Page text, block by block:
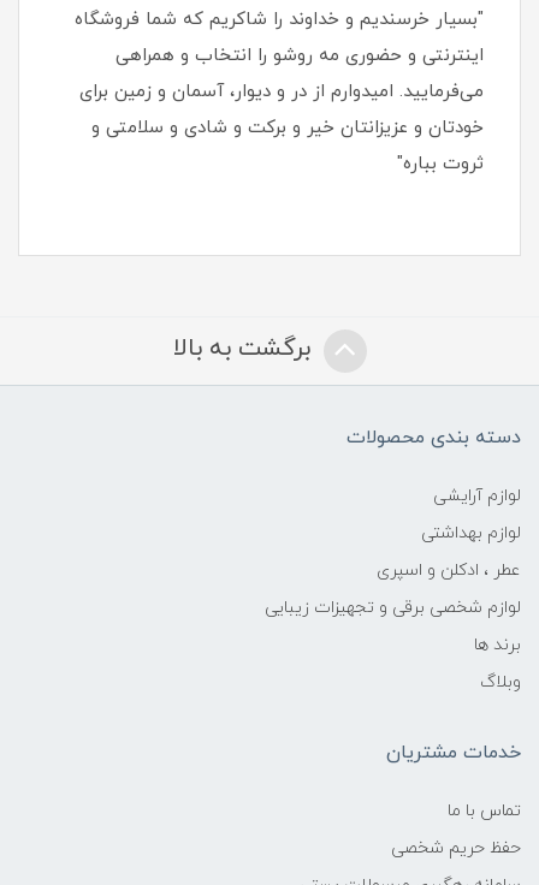
"بسیار خرسندیم و خداوند را شاکریم که شما فروشگاه
اینترنتی و حضوری مه روشو را انتخاب و همراهی
می‌فرمایید. امیدوارم از در و دیوار، آسمان و زمین برای
خودتان و عزیزانتان خیر و برکت و شادی و سلامتی و
ثروت بباره"
برگشت به بالا
دسته بندی محصولات
لوازم آرایشی
لوازم بهداشتی
عطر ، ادکلن و اسپری
لوازم شخصی برقی و تجهیزات زیبایی
برند ها
وبلاگ
خدمات مشتریان
تماس با ما
حفظ حریم شخصی